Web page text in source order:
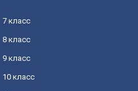
7 класс
8 класс
9 класс
10 класс